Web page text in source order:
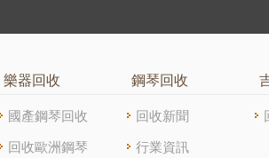
樂器回收
國產鋼琴回收
回收歐洲鋼琴
鋼琴回收
回收新聞
行業資訊